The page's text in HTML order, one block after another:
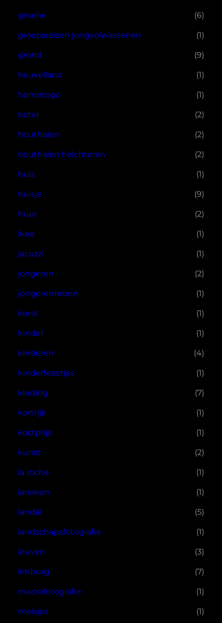
groene (6)
groepsreizen jongvolwassenen (1)
grond (9)
heuvelland (1)
hometogo (1)
hotel (2)
houthalen (2)
houthalen helchteren (2)
huis (1)
huisje (9)
huur (2)
ikea (1)
jacuzzi (1)
jongeren (2)
jongerenreizen (1)
kerst (1)
kinder (1)
kinderen (4)
kinderfeestjes (1)
kleding (7)
kortrijk (1)
kostprijs (1)
kunst (2)
la roche (1)
lanaken (1)
landal (5)
landschapsfotografie (1)
leuven (3)
limburg (7)
macrofotografie (1)
meisjes (1)